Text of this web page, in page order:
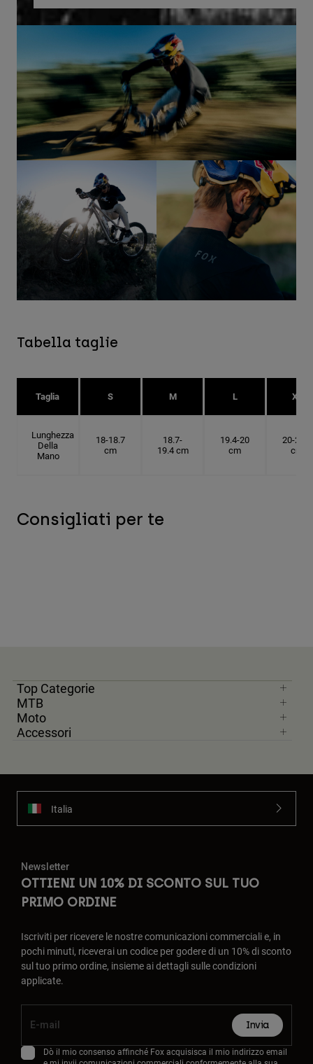
Tabella taglie
Taglia S M L XL
Lunghezza
Della
Mano
18-18.7
cm
18.7-
19.4 cm
19.4-20
cm
20-20.6
cm
Consigliati per te
Top Categorie
MTB
Moto
Accessori
Italia
Newsletter
OTTIENI UN 10% DI SCONTO SUL TUO
PRIMO ORDINE
Iscriviti per ricevere le nostre comunicazioni commerciali e, in
pochi minuti, riceverai un codice per godere di un 10% di sconto
sul tuo primo ordine, insieme ai dettagli sulle condizioni
applicate.
Invia
Dò il mio consenso affinché Fox acquisisca il mio indirizzo email